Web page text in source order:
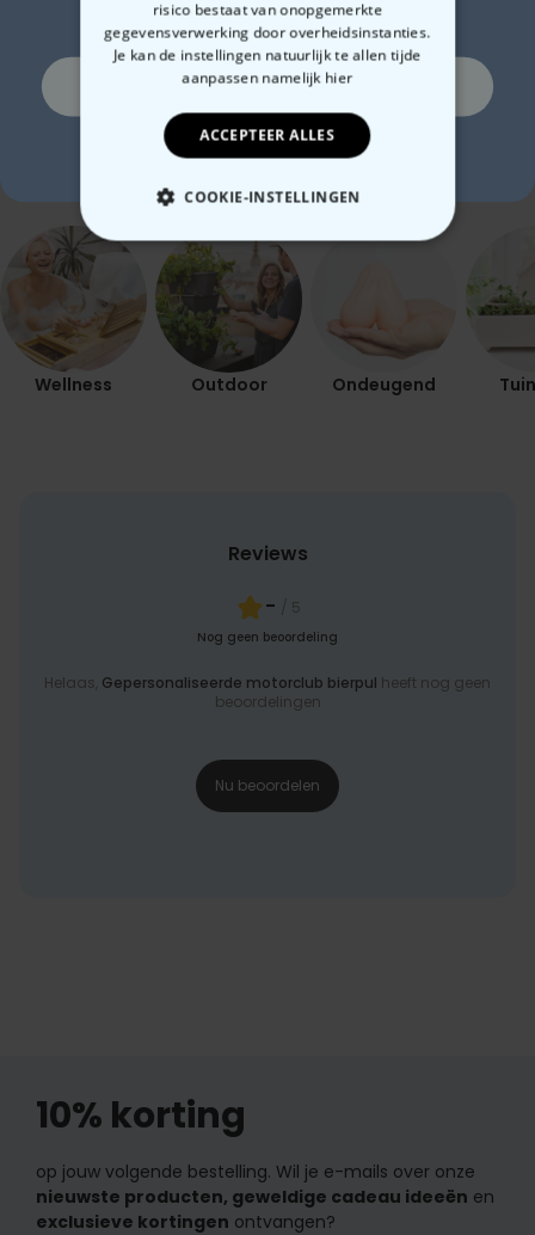
Gerelateerde categorie
Wellness Outdoor Ondeugend
Reviews
- / 5
Nog geen beoordeling
Helaas, Gepersonaliseerde motorclub bierpul heeft nog geen
beoordelingen
Nu beoordelen
10% korting
op jouw volgende bestelling. Wil je e-mails over onze
nieuwste producten, geweldige cadeau ideeën en
exclusieve kortingen ontvangen?
risico bestaat van onopgemerkte
gegevensverwerking door overheidsinstanties.
Je kan de instellingen natuurlijk te allen tijde
aanpassen namelijk hier
ACCEPTEER ALLES
COOKIE-INSTELLINGEN
NOODZAKELIJK
PERFORMANCE
MARKETING OVERIGE
Ja, graag!
Nee, ik ben geen fan van korting